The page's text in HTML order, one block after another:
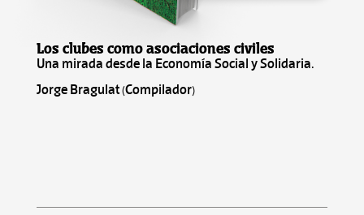
Los clubes como asociaciones civiles
Una mirada desde la Economía Social y Solidaria.
Jorge Bragulat (Compilador)